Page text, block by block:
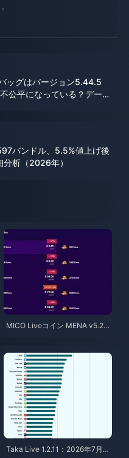
ッグはバージョン5.44.5
公平になっている？デー
バンドル、5.5%値上げ後
析（2026年）
MICO Liveコイン MENA v5.2以
Taka Live 1.2.11：2026年7月の